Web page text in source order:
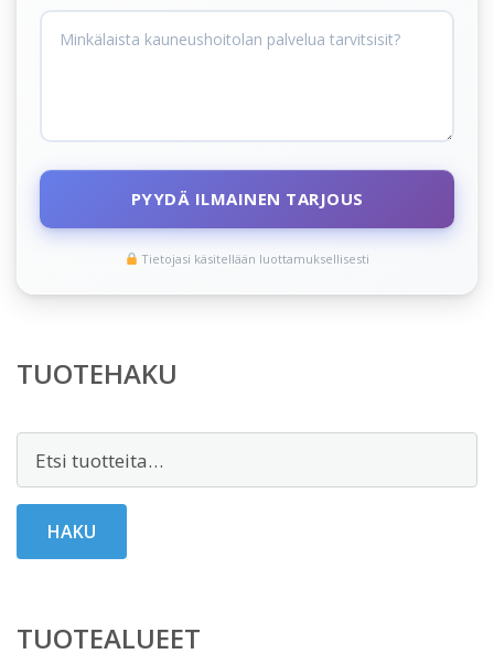
PYYDÄ ILMAINEN TARJOUS
Tietojasi käsitellään luottamuksellisesti
TUOTEHAKU
HAKU
TUOTEALUEET